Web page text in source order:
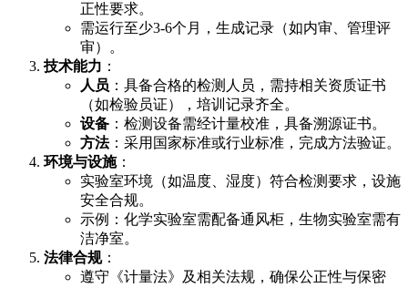
正性要求。
需运行至少3-6个月，生成记录（如内审、管理评
审）。
技术能力 ：
人员 ：具备合格的检测人员，需持相关资质证书
（如检验员证），培训记录齐全。
设备 ：检测设备需经计量校准，具备溯源证书。
方法：采用国家标准或行业标准，完成方法验证。
环境与设施：
实验室环境（如温度、湿度）符合检测要求，设施
安全合规。
示例：化学实验室需配备通风柜，生物实验室需有
洁净室。
法律合规：
遵守《计量法》及相关法规，确保公正性与保密